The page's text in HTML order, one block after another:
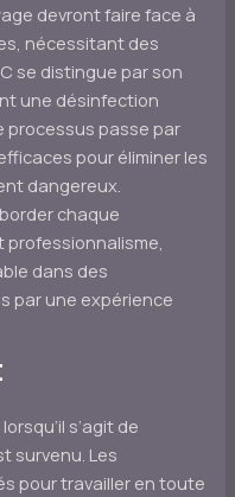
devront faire face à
nécessitant des
se distingue par son
une désinfection
processus passe par
pour éliminer les
dangereux.
chaque
dans des
par une expérience
s’agit de
survenu. Les
pour travailler en toute